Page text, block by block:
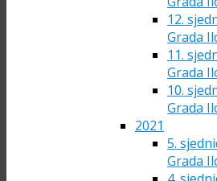
12.
Grada
11.
Grada
10.
Grada
2021
5.
Grada